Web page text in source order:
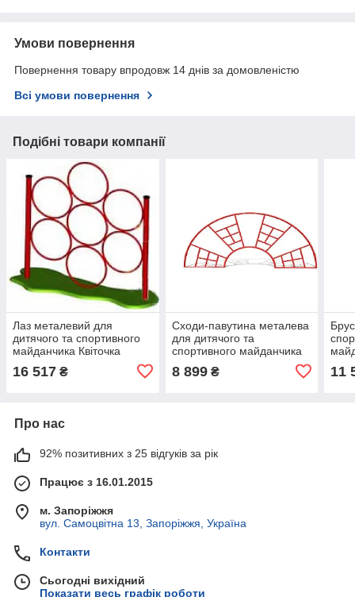
Умови повернення
Повернення товару впродовж 14 днів за домовленістю
Всі умови повернення
Подібні товари компанії
Лаз металевий для
дитячого та спортивного
майданчика Квіточка
16 517 ₴
Сходи-павутина металева
для дитячого та
спортивного майданчика
8 899₴ 11
Про нас
92% позитивних з 25 відгуків за рік
Працює з 16.01.2015
м. Запоріжжя
вул. Самоцвітна 13, Запоріжжя, Україна
Контакти
Сьогодні вихідний
Показати весь графік роботи